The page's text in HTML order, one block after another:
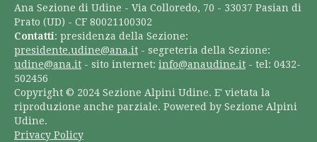
Ana Sezione di Udine - Via Colloredo, 70 - 33037 Pasian di
Prato (UD) - CF 80021100302
Contatti: presidenza della Sezione:
presidente.udine@ana.it - segreteria della Sezione:
udine@ana.it - sito internet: info@anaudine.it - tel: 0432-
502456
Copyright © 2024 Sezione Alpini Udine. E' vietata la
riproduzione anche parziale. Powered by Sezione Alpini
Udine.
Privacy Policy